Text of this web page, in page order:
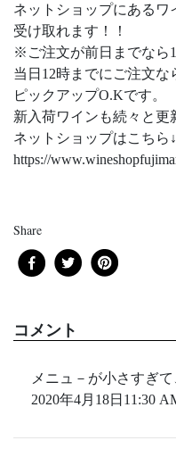
ネットショップにあるワ
受け取れます！！
※ご注文が前日までなら
当日12時までにご注文な
ピックアップO.Kです。
新入荷ワインも続々と更
ネットショップはこちら
https://
Share
コメント
メニュ－が小さすぎ
2020年4月18日11:30